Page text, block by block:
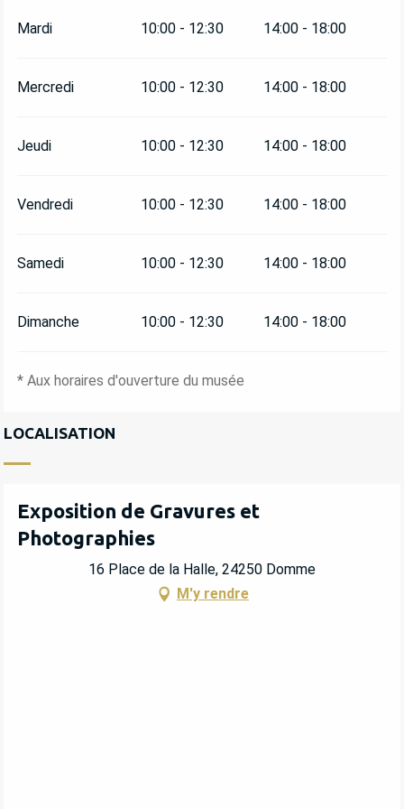
Mardi 10:00 - 12:30 14:00 - 18:00
Mercredi 10:00 - 12:30 14:00 - 18:00
Jeudi 10:00 - 12:30 14:00 - 18:00
Vendredi 10:00 - 12:30 14:00 - 18:00
Samedi 10:00 - 12:30 14:00 - 18:00
Dimanche 10:00 - 12:30 14:00 - 18:00
* Aux horaires d'ouverture du musée
LOCALISATION
Exposition de Gravures et
Photographies
16 Place de la Halle, 24250 Domme
M'y rendre